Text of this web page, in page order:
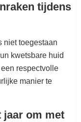
tijdens
niet toegestaan
kwetsbare huid
respectvolle
manier te
jaar om met